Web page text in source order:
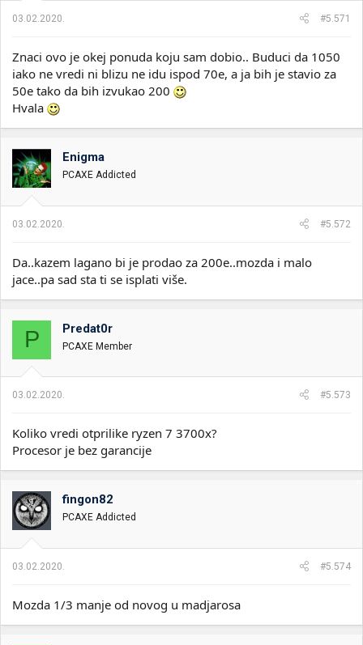
03.02.2020. #5.571
Znaci ovo je okej ponuda koju sam dobio.. Buduci da 1050
iako ne vredi ni blizu ne idu ispod 70e, a ja bih je stavio za
50e tako da bih izvukao 200
Hvala
Enigma
PCAXE Addicted
03.02.2020. #5.572
Da..kazem lagano bi je prodao za 200e..mozda i malo
jace..pa sad sta ti se isplati više.
P Predat0r
PCAXE Member
03.02.2020. #5.573
Koliko vredi otprilike ryzen 7 3700x?
Procesor je bez garancije
fingon82
PCAXE Addicted
03.02.2020. #5.574
Mozda 1/3 manje od novog u madjarosa